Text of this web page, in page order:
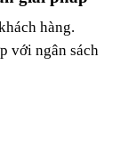
hàng.
với ngân sách